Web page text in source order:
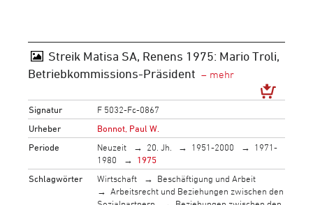
Streik Matisa SA, Renens 1975: Mario Troli,
Betriebkommissions-Präsident
Signatur
F 5032-Fc-0867
Urheber
Bonnot, Paul W.
Periode
Neuzeit 20. Jh. 1951-2000
1971-
1980
1975
Schlagwörter
Wirtschaft
Beschäftigung und Arbeit
Arbeitsrecht und Beziehungen zwischen den